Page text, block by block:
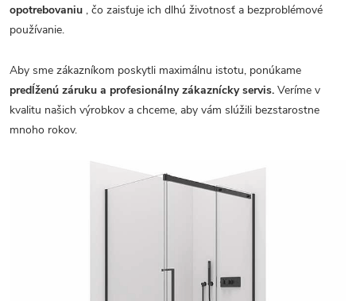
opotrebovaniu , čo zaisťuje ich dlhú životnosť a bezproblémové
používanie.
Aby sme zákazníkom poskytli maximálnu istotu, ponúkame
predĺženú záruku a profesionálny zákaznícky servis. Veríme v
kvalitu našich výrobkov a chceme, aby vám slúžili bezstarostne
mnoho rokov.